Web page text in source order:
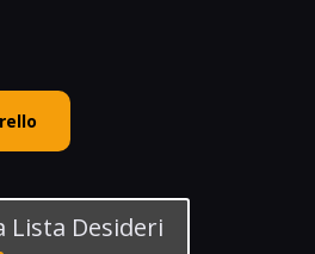
Lista Desideri